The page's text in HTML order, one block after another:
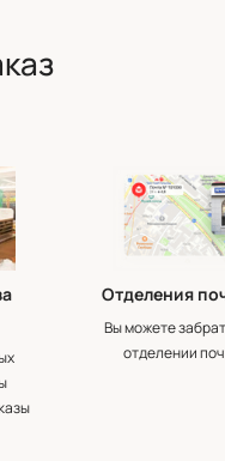
Отделения
Вы можете
отделении